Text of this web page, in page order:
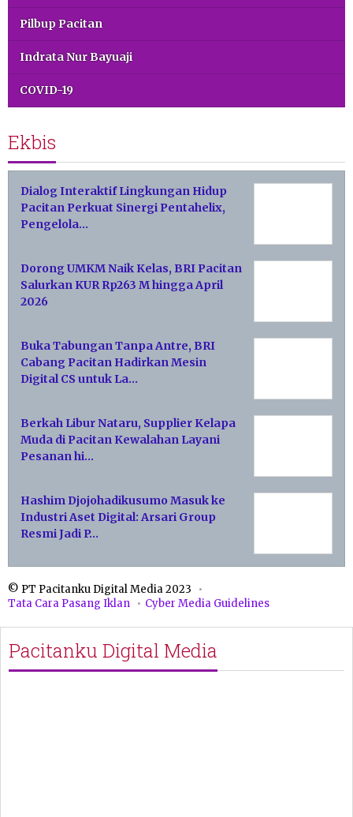
Pilbup Pacitan
Indrata Nur Bayuaji
COVID-19
Ekbis
Dialog Interaktif Lingkungan Hidup
Pacitan Perkuat Sinergi Pentahelix,
Pengelola…
Dorong UMKM Naik Kelas, BRI Pacitan
Salurkan KUR Rp263 M hingga April
2026
Buka Tabungan Tanpa Antre, BRI
Cabang Pacitan Hadirkan Mesin
Digital CS untuk La…
Berkah Libur Nataru, Supplier Kelapa
Muda di Pacitan Kewalahan Layani
Pesanan hi…
Hashim Djojohadikusumo Masuk ke
Industri Aset Digital: Arsari Group
Resmi Jadi P…
© PT Pacitanku Digital Media 2023
Tata Cara Pasang Iklan
Cyber Media Guidelines
Pacitanku Digital Media